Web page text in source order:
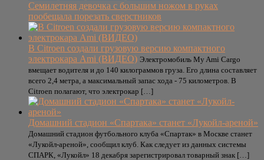
Семилетняя девочка с большим ножом в руках
пообещала порезать сверстников
В Citroen создали грузовую версию компактного
электрокара Ami (ВИДЕО) Электромобиль My Ami Cargo
вмещает водителя и до 140 килограммов груза. Его длина составляет
всего 2,4 метра, а максимальный запас хода - 75 километров. В
Citroen полагают, что электрокар […]
Домашний стадион «Спартака» станет «Лукойл-ареной»
Домашний стадион футбольного клуба «Спартак» в Москве станет
«Лукойл-ареной», сообщил клуб. Как следует из данных системы
СПАРК, «Лукойл» 18 декабря зарегистрировал товарный знак […]